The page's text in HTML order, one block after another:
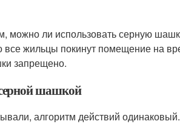
можно ли использовать серную
все жильцы покинут помещение на
запрещено.
шашкой
алгоритм действий одинаковый.